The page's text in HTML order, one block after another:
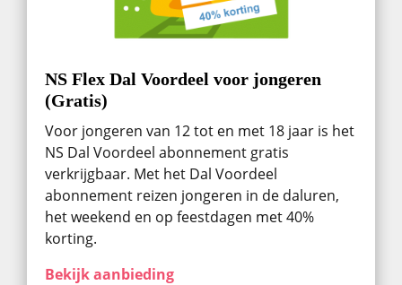
NS Flex Dal Voordeel voor jongeren
(Gratis)
Voor jongeren van 12 tot en met 18 jaar is het
NS Dal Voordeel abonnement gratis
verkrijgbaar. Met het Dal Voordeel
abonnement reizen jongeren in de daluren,
het weekend en op feestdagen met 40%
korting.
Bekijk aanbieding